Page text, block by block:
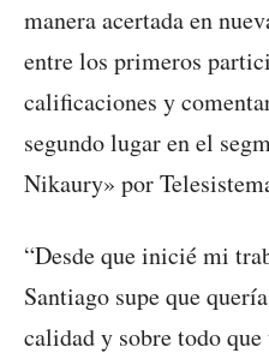
manera acertada en
entre los primeros
calificaciones y
segundo lugar en el
Nikaury» por
“Desde que inicié mi
Santiago supe que
calidad y sobre todo